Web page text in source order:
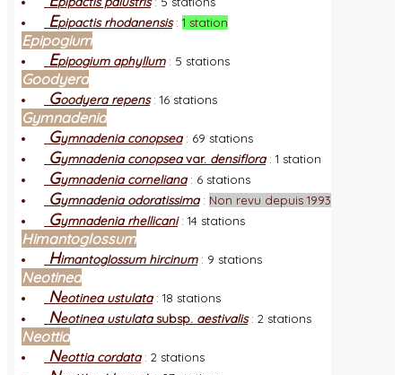
Epipactis rhodanensis: 1 station
Epipogium
Epipogium aphyllum: 5 stations
Goodyera
Goodyera repens: 16 stations
Gymnadenia
Gymnadenia conopsea: 69 stations
Gymnadenia conopseavar. densiflora: 1 station
Gymnadenia corneliana: 6 stations
Gymnadenia odoratissima: Non revu depuis 1993
Gymnadenia rhellicani: 14 stations
Himantoglossum
Himantoglossum hircinum: 9 stations
Neotinea
Neotinea ustulata: 18 stations
Neotinea ustulatasubsp. aestivalis: 2 stations
Neottia
Neottia cordata: 2 stations